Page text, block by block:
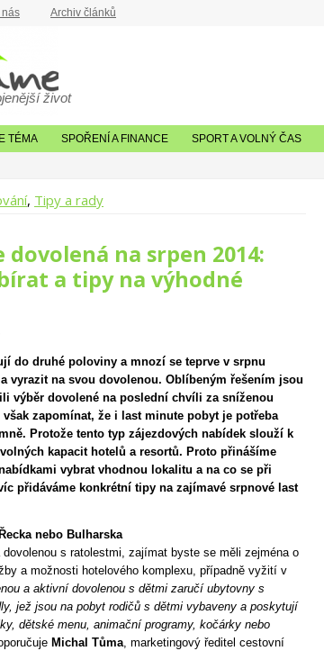
nás Archiv článků
život
TÉMA SPOŘENÍ A FINANCE SPORT A VOLNÝ ČAS
, Tipy a rady
na srpen 2014:
a tipy na výhodné
do druhé poloviny a mnozí se teprve v srpnu
vyrazit na svou dovolenou. Oblíbeným řešením jsou
výběr dovolené na poslední chvíli za sníženou
zapomínat, že i last minute pobyt je potřeba
Protože tento typ zájezdových nabídek slouží k
kapacit hotelů a resortů. Proto přinášíme
vybrat vhodnou lokalitu a na co se při
přidáváme konkrétní tipy na zajímavé srpnové last
nebo Bulharska
s ratolestmi, zajímat byste se měli zejména o
a možnosti hotelového komplexu, případně vyžití v
a aktivní dovolenou s dětmi zaručí ubytovny s
jež jsou na pobyt rodičů s dětmi vybaveny a poskytují
dětské menu, animační programy, kočárky nebo
Michal Tůma, marketingový ředitel cestovní